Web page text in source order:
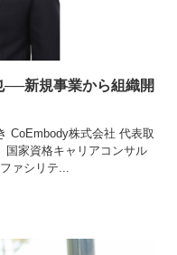
──新規事業から組織開
CoEmbody株式会社 代表取
国家資格キャリアコンサル
ァシリテ...